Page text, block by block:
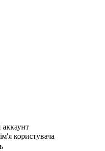
аккаунт
користувача